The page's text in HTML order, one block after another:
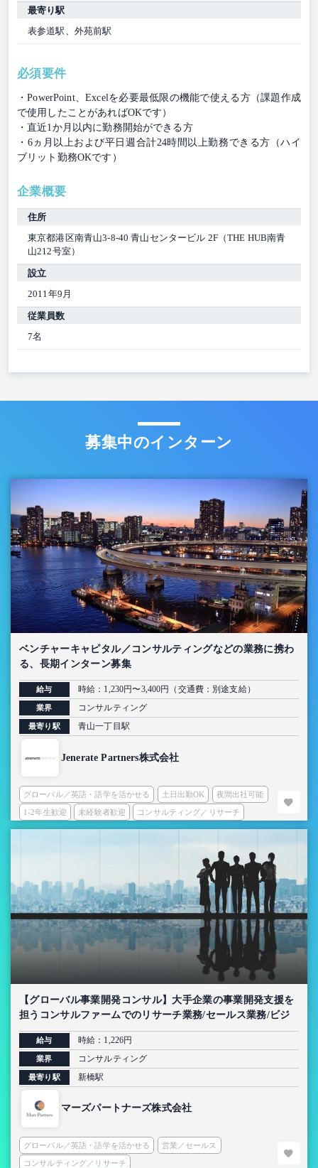
最寄り駅
表参道駅、外苑前駅
必須要件
・PowerPoint、Excelを必要最低限の機能で使える方（課題作成
で使用したことがあればOKです）
・直近1か月以内に勤務開始ができる方
・6ヵ月以上および平日週合計24時間以上勤務できる方（ハイ
ブリット勤務OKです）
企業概要
住所
東京都港区南青山3-8-40 青山センタービル 2F（THE HUB南青
山212号室）
設立
2011年9月
従業員数
7名
募集中のインターン
ベンチャーキャピタル／コンサルティングなどの業務に携わ
る、長期インターン募集
給与 時給：1,230円〜3,400円（交通費：別途支給）
業界 コンサルティング
最寄り駅 青山一丁目駅
Jenerate Partners株式会社
グローバル／英語・語学を活かせる 土日出勤OK 夜間出社可能
1-2年生歓迎 未経験者歓迎 コンサルティング／リサーチ
【グローバル事業開発コンサル】大手企業の事業開発支援を
担うコンサルファームでのリサーチ業務/セールス業務/ビジ
ネスディベロップメントインターン
給与 時給：1,226円
業界 コンサルティング
最寄り駅 新橋駅
マーズパートナーズ株式会社
グローバル／英語・語学を活かせる 営業／セールス
コンサルティング／リサーチ